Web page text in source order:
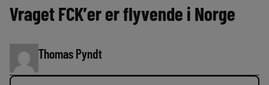
Vraget FCK’er er flyvende i Norge
Thomas Pyndt